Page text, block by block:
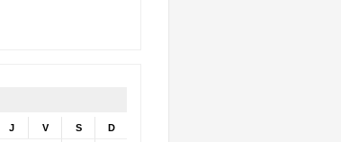
J V S D